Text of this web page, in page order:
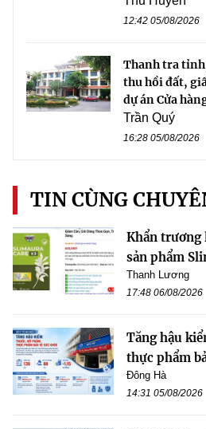
12:42 05/08/2026
Thanh tra
thu hồi đất,
dự án Cửa
Trần Quý
16:28 05/08/2026
TIN CÙNG
Khẩn trương
sản phẩm
Thanh Lương
17:48 06/08/2026
Tăng hậu
thực phẩm
Đông Hà
14:31 05/08/2026